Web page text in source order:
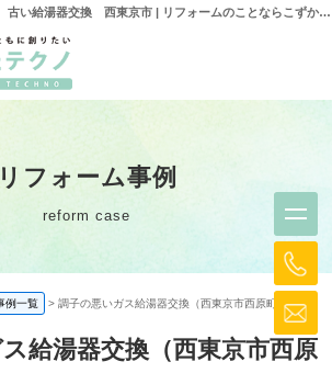
エコジョウズ ガス給湯器 古い給湯器交換 西東京市 | リフォームのことならこずかたテクノ
リフォーム事例
reform case
例一覧 調子の悪いガス給湯器交換（西東京市西原町）
給湯器交換（西東京市西原